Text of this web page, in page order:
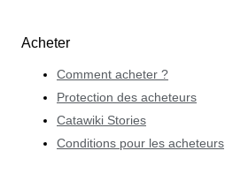
Acheter
Comment acheter ?
Protection des acheteurs
Catawiki Stories
Conditions pour les acheteurs